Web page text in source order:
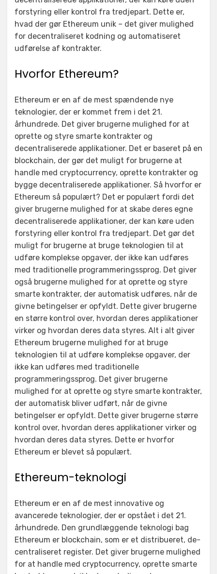
forstyring eller kontrol fra tredjepart. Dette er,
hvad der gør Ethereum unik – det giver mulighed
for decentraliseret kodning og automatiseret
udførelse af kontrakter.
Hvorfor Ethereum?
Ethereum er en af de mest spændende nye
teknologier, der er kommet frem i det 21.
århundrede. Det giver brugerne mulighed for at
oprette og styre smarte kontrakter og
decentraliserede applikationer. Det er baseret på en
blockchain, der gør det muligt for brugerne at
handle med cryptocurrency, oprette kontrakter og
bygge decentraliserede applikationer. Så hvorfor er
Ethereum så populært? Det er populært fordi det
giver brugerne mulighed for at skabe deres egne
decentraliserede applikationer, der kan køre uden
forstyring eller kontrol fra tredjepart. Det gør det
muligt for brugerne at bruge teknologien til at
udføre komplekse opgaver, der ikke kan udføres
med traditionelle programmeringssprog. Det giver
også brugerne mulighed for at oprette og styre
smarte kontrakter, der automatisk udføres, når de
givne betingelser er opfyldt. Dette giver brugerne
en større kontrol over, hvordan deres applikationer
virker og hvordan deres data styres. Alt i alt giver
Ethereum brugerne mulighed for at bruge
teknologien til at udføre komplekse opgaver, der
ikke kan udføres med traditionelle
programmeringssprog. Det giver brugerne
mulighed for at oprette og styre smarte kontrakter,
der automatisk bliver udført, når de givne
betingelser er opfyldt. Dette giver brugerne større
kontrol over, hvordan deres applikationer virker og
hvordan deres data styres. Dette er hvorfor
Ethereum er blevet så populært.
Ethereum-teknologi
Ethereum er en af de mest innovative og
avancerede teknologier, der er opstået i det 21.
århundrede. Den grundlæggende teknologi bag
Ethereum er blockchain, som er et distribueret, de-
centraliseret register. Det giver brugerne mulighed
for at handle med cryptocurrency, oprette smarte